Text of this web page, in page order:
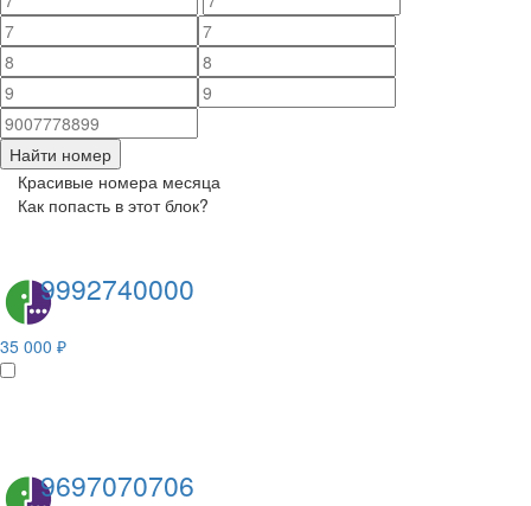
Найти номер
Красивые номера месяца
Как попасть в этот блок?
9992740000
35 000 ₽
9697070706